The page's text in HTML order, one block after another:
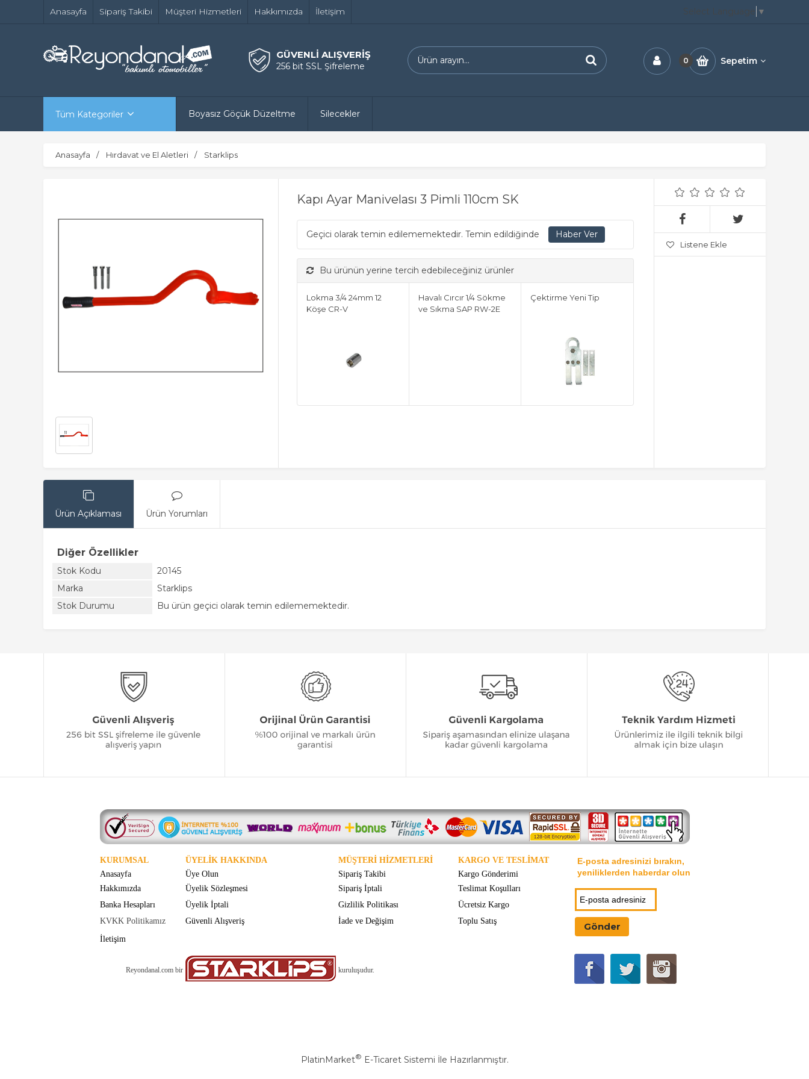
Anasayfa Sipariş Takibi Müşteri Hizmetleri Hakkımızda İletişim Select Language ▼
GÜVENLİ ALIŞVERİŞ
256 bit SSL Şifreleme
0 Sepetim
Tüm Kategoriler Boyasız Göçük Düzeltme Silecekler
Anasayfa Hırdavat ve El Aletleri Starklips
Kapı Ayar Manivelası 3 Pimli 110cm SK
Geçici olarak temin edilememektedir. Temin edildiğinde
Bu ürünün yerine tercih edebileceğiniz ürünler
Lokma 3/4 24mm 12
Köşe CR-V
Havalı Cırcır 1/4 Sökme
ve Sıkma SAP RW-2E
Çektirme Yeni Tip
Listene Ekle
Ürün Açıklaması Ürün Yorumları
Diğer Özellikler
Stok Kodu
20145
Marka
Starklips
Stok Durumu
Bu ürün geçici olarak temin edilememektedir.
KURUMSAL ÜYELİK HAKKINDA MÜŞTERİ HİZMETLERİ KARGO VE TESLİMAT
E-posta adresinizi bırakın,
yeniliklerden haberdar olun
Anasayfa Üye Olun Sipariş Takibi
Kargo Gönderimi
Hakkımızda
Üyelik Sözleşmesi Sipariş İptali
Teslimat Koşulları
Banka Hesapları
Üyelik İptali Gizlilik Politikası
Ücretsiz Kargo
KVKK Politikamız
Güvenli Alışveriş İade ve Değişim
Toplu Satış
İletişim
Reyondanal.com bir kuruluşudur.
PlatinMarket® E-Ticaret Sistemi İle Hazırlanmıştır.